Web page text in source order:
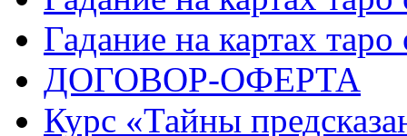
Гадание на картах
ДОГОВОР-ОФЕРТА
Курс «Тайны